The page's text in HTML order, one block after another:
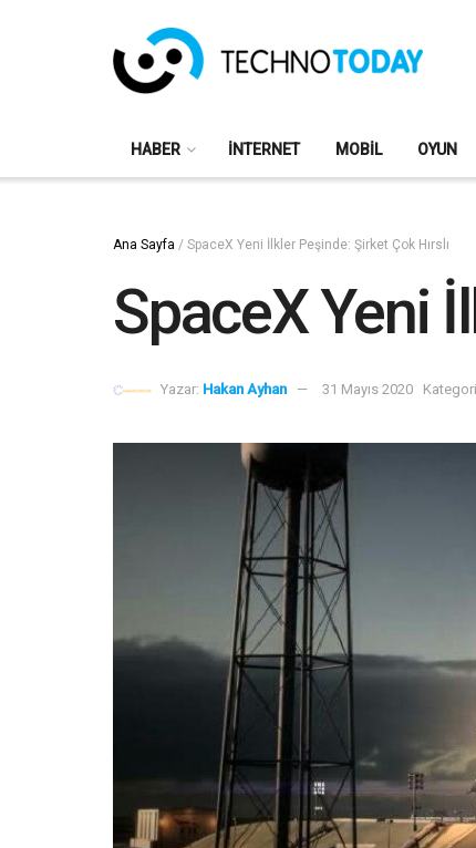
HABER İNTERNET MOBIL OYUN
Ana Sayfa / SpaceX Yeni İlkler Peşinde: Şirket Çok Hırslı
SpaceX Yeni
Yazar: Hakan Ayhan 31 Mayıs 2020